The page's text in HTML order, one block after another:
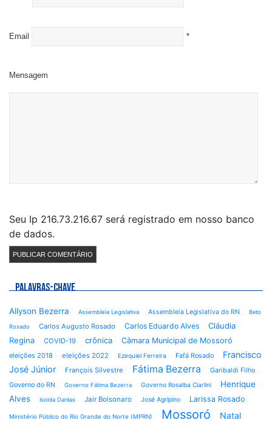
Email *
Mensagem
Seu Ip 216.73.216.67 será registrado em nosso banco
de dados.
PALAVRAS-CHAVE
Allyson Bezerra Assembleia Legislativa Assembleia Legislativa do RN Beto
Rosado Carlos Augusto Rosado Carlos Eduardo Alves
Cláudia
Regina
COVID-19 crônica Câmara Municipal de Mossoró
eleições 2018 eleições 2022 Ezequiel Ferreira Fafá Rosado
Francisco
José Júnior
François Silvestre Fátima Bezerra
Garibaldi Filho
Governo do RN
Governo Fátima Bezerra Governo Rosalba Ciarlini
Henrique
Alves
Isolda Dantas Jair Bolsonaro José Agripino Larissa Rosado
Ministério Público do Rio Grande do Norte (MPRN) Mossoró Natal